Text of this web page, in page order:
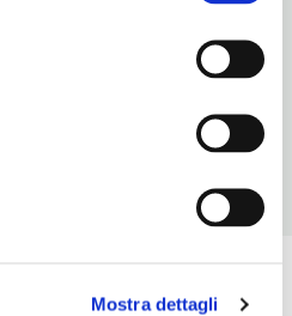
Mostra dettagli